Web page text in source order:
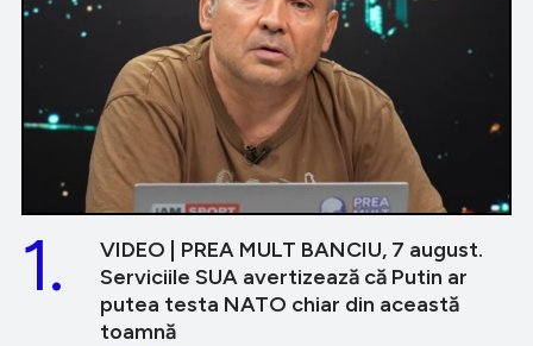
VIDEO | PREA MULT BANCIU, 7 august.
Serviciile SUA avertizează că Putin ar
putea testa NATO chiar din această
toamnă
1.